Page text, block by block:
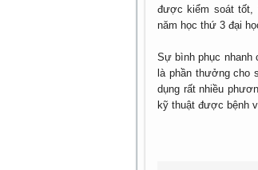
được kiểm soát tốt,
năm học thứ 3 đại
Sự bình phục nhanh
là phần thưởng cho
dụng rất nhiều
kỹ thuật được bệnh